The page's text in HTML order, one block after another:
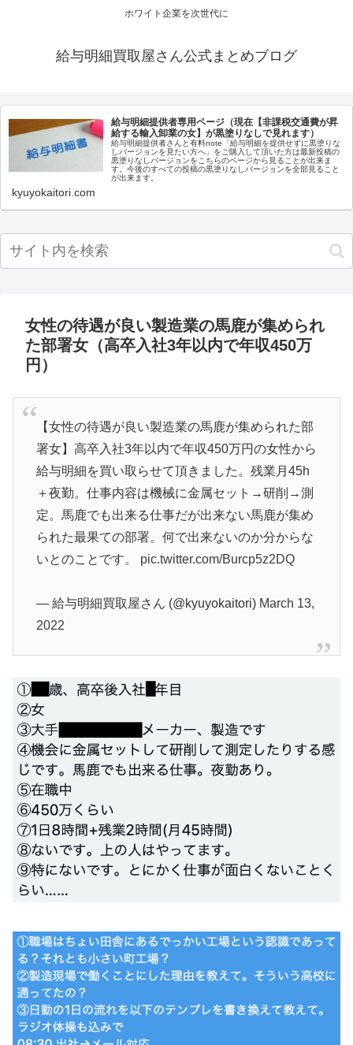
ホワイト企業を次世代に
給与明細買取屋さん公式まとめブログ
給与明細提供者専用ページ（現在【非課税交通費が昇
給する輸入卸業の女】が黒塗りなしで見れます）
給与明細提供者さんと有料note「給与明細を提供せずに黒塗りな
しバージョンを見たい方へ」をご購入して頂いた方は最新投稿の
黒塗りなしバージョンをこちらのページから見ることが出来ま
す。今後のすべての投稿の黒塗りなしバージョンを全部見ること
が出来ます。
kyuyokaitori.com
女性の待遇が良い製造業の馬鹿が集められ
た部署女（高卒入社3年以内で年収450万
円）
【女性の待遇が良い製造業の馬鹿が集められた部
署女】高卒入社3年以内で年収450万円の女性から
給与明細を買い取らせて頂きました。残業月45h
＋夜勤。仕事内容は機械に金属セット→研削→測
定。馬鹿でも出来る仕事だが出来ない馬鹿が集め
られた最果ての部署。何で出来ないのか分からな
いとのことです。 pic.twitter.com/Burcp5z2DQ
— 給与明細買取屋さん (@kyuyokaitori) March 13,
2022